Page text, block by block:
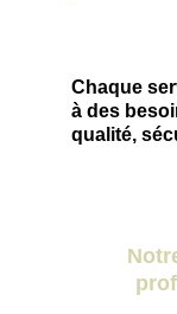
Chaque
à des
qualité,